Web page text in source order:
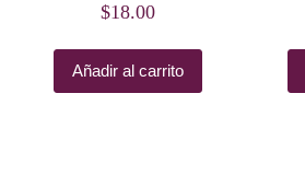
$18.00
Añadir al carrito